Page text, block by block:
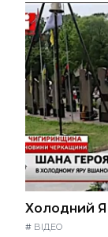
Холодний
# ВІДЕО